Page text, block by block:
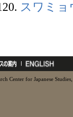
スワミョ
Center for Japanese